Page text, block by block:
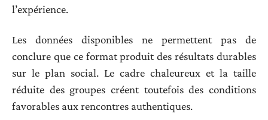
l’expérience.
Les données disponibles ne permettent pas de
conclure que ce format produit des résultats durables
sur le plan social. Le cadre chaleureux et la taille
réduite des groupes créent toutefois des conditions
favorables aux rencontres authentiques.